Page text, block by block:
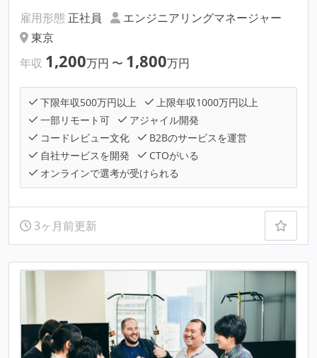
雇用形態 正社員
エンジニアリングマネージャー
東京
年収 1,200万円 〜 1,800万円
下限年収500万円以上
上限年収1000万円以上
一部リモート可
アジャイル開発
コードレビュー文化
B2Bのサービスを運営
自社サービスを開発
CTOがいる
オンラインで選考が受けられる
3ヶ月前更新